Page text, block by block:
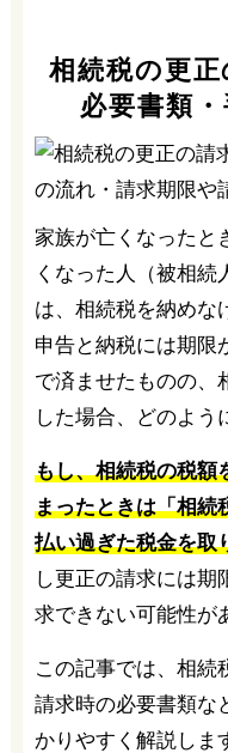
相続税の更
必要書類
家族が亡くなったと
くなった人（被相続
は、相続税を納めな
申告と納税には期限
で済ませたものの、
した場合、どのよう
もし、相続税の税額
まったときは「相続
払い過ぎた税金を取
し更正の請求には期
求できない可能性が
この記事では、相続
請求時の必要書類な
かりやすく解説しま